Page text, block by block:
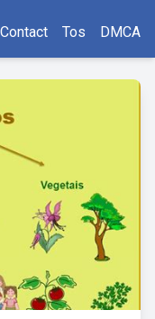
Contact Tos DMCA